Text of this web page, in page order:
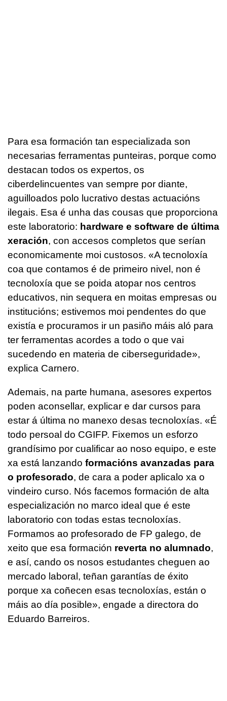
Para esa formación tan especializada son
necesarias ferramentas punteiras, porque como
destacan todos os expertos, os
ciberdelincuentes van sempre por diante,
aguilloados polo lucrativo destas actuacións
ilegais. Esa é unha das cousas que proporciona
este laboratorio: hardware e software de última
xeración, con accesos completos que serían
economicamente moi custosos. «A tecnoloxía
coa que contamos é de primeiro nivel, non é
tecnoloxía que se poida atopar nos centros
educativos, nin sequera en moitas empresas ou
institucións; estivemos moi pendentes do que
existía e procuramos ir un pasiño máis aló para
ter ferramentas acordes a todo o que vai
sucedendo en materia de ciberseguridade»,
explica Carnero.
Ademais, na parte humana, asesores expertos
poden aconsellar, explicar e dar cursos para
estar á última no manexo desas tecnoloxías. «É
todo persoal do CGIFP. Fixemos un esforzo
grandísimo por cualificar ao noso equipo, e este
xa está lanzando formacións avanzadas para
o profesorado, de cara a poder aplicalo xa o
vindeiro curso. Nós facemos formación de alta
especialización no marco ideal que é este
laboratorio con todas estas tecnoloxías.
Formamos ao profesorado de FP galego, de
xeito que esa formación reverta no alumnado,
e así, cando os nosos estudantes cheguen ao
mercado laboral, teñan garantías de éxito
porque xa coñecen esas tecnoloxías, están o
máis ao día posible», engade a directora do
Eduardo Barreiros.